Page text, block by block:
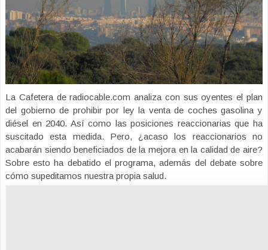
La Cafetera de radiocable.com analiza con sus oyentes el plan
del gobierno de prohibir por ley la venta de coches gasolina y
diésel en 2040. Así como las posiciones reaccionarias que ha
suscitado esta medida. Pero, ¿acaso los reaccionarios no
acabarán siendo beneficiados de la mejora en la calidad de aire?
Sobre esto ha debatido el programa, además del debate sobre
cómo supeditamos nuestra propia salud.